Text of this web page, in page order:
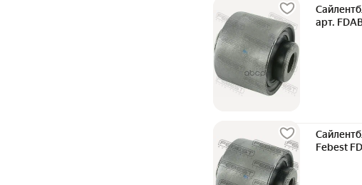
арт.
Febest